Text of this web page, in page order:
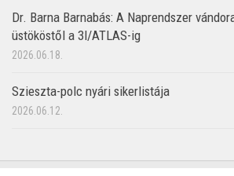
Dr. Barna Barnabás: A Naprendszer
üstököstől a 3I/ATLAS-ig
2026.06.18.
Szieszta-polc nyári sikerlistája
2026.06.12.